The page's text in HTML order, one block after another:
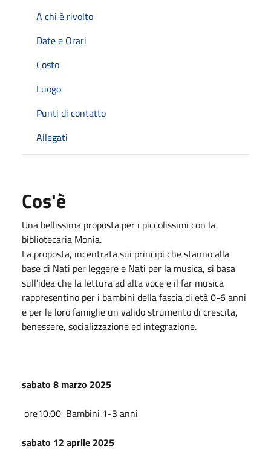
A chi è rivolto
Date e Orari
Costo
Luogo
Punti di contatto
Allegati
Cos'è
Una bellissima proposta per i piccolissimi con la
bibliotecaria Monia.
La proposta, incentrata sui principi che stanno alla
base di Nati per leggere e Nati per la musica, si basa
sull’idea che la lettura ad alta voce e il far musica
rappresentino per i bambini della fascia di età 0-6 anni
e per le loro famiglie un valido strumento di crescita,
benessere, socializzazione ed integrazione.
sabato 8 marzo 2025
ore10.00 Bambini 1-3 anni
sabato 12 aprile 2025